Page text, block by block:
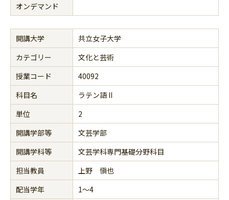
オンデマンド
開講大学
共立女子大学
カテゴリー
文化と芸術
授業コード
40092
科目名
ラテン語 II
単位
2
開講学部等
文芸学部
開講学科等
文芸学科専門基礎分野科目
担当教員
上野 愼也
配当学年
1～4